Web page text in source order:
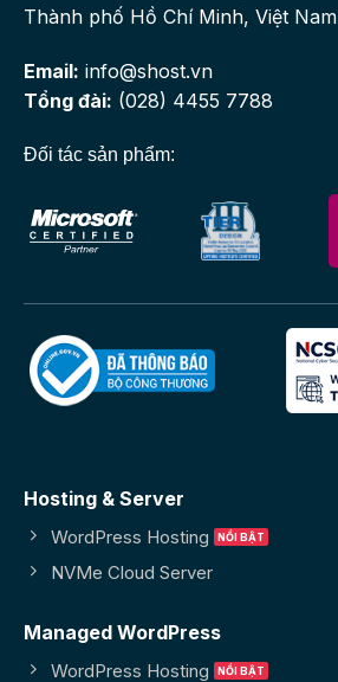
Thành phố Hồ Chí Minh, Việt Nam
Email: info@shost.vn
Tổng đài: (028) 4455 7788
Đối tác sản phẩm:
Hosting & Server
WordPress Hosting
NVMe Cloud Server
Managed WordPress
WordPress Hosting